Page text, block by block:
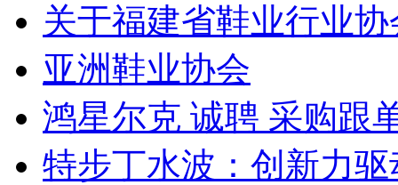
关于福建省鞋业行业
亚洲鞋业协会
鸿星尔克 诚聘 采购跟
特步丁水波：创新力驱